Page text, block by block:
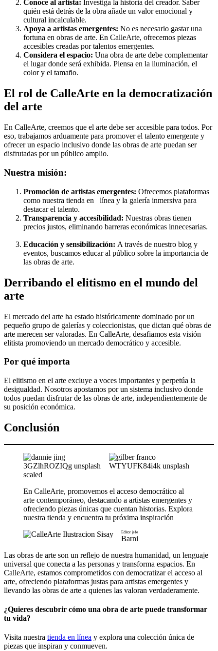
Conoce al artista: Investiga la historia del creador. Saber
quién está detrás de la obra añade un valor emocional y
cultural incalculable.
Apoya a artistas emergentes: No es necesario gastar una
fortuna en obras de arte. En CalleArte, ofrecemos piezas
accesibles creadas por talentos emergentes.
Considera el espacio: Una obra de arte debe complementar
el lugar donde será exhibida. Piensa en la iluminación, el
color y el tamaño.
El rol de CalleArte en la democratización
del arte
En CalleArte, creemos que el arte debe ser accesible para todos. Por
eso, trabajamos arduamente para promover el talento emergente y
ofrecer un espacio inclusivo donde las obras de arte puedan ser
disfrutadas por un público amplio.
Nuestra misión:
Promoción de artistas emergentes: Ofrecemos plataformas
como nuestra tienda en línea y la galería inmersiva para
destacar el talento.
Transparencia y accesibilidad: Nuestras obras tienen
precios justos, eliminando barreras económicas innecesarias.
Educación y sensibilización: A través de nuestro blog y
eventos, buscamos educar al público sobre la importancia de
las obras de arte.
Derribando el elitismo en el mundo del
arte
El mercado del arte ha estado históricamente dominado por un
pequeño grupo de galerías y coleccionistas, que dictan qué obras de
arte merecen ser valoradas. En CalleArte, desafiamos esta visión
elitista promoviendo un mercado democrático y accesible.
Por qué importa
El elitismo en el arte excluye a voces importantes y perpetúa la
desigualdad. Nosotros apostamos por un sistema inclusivo donde
todos puedan disfrutar de las obras de arte, independientemente de
su posición económica.
Conclusión
En CalleArte, promovemos el acceso democrático al
arte contemporáneo, destacando a artistas emergentes y
ofreciendo piezas únicas que cuentan historias. Explora
nuestra tienda y encuentra tu próxima inspiración
Editor jefe
Barni
Las obras de arte son un reflejo de nuestra humanidad, un lenguaje
universal que conecta a las personas y transforma espacios. En
CalleArte, estamos comprometidos con democratizar el acceso al
arte, ofreciendo plataformas justas para artistas emergentes y
llevando las obras de arte a quienes las valoran verdaderamente.
¿Quieres descubrir cómo una obra de arte puede transformar
tu vida?
Visita nuestra tienda en línea y explora una colección única de
piezas que inspiran y conmueven.